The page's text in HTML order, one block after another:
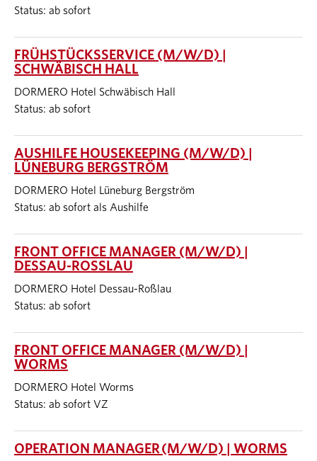
Status: ab sofort
FRÜHSTÜCKSSERVICE (M/W/D) |
SCHWÄBISCH HALL
DORMERO Hotel Schwäbisch Hall
Status: ab sofort
AUSHILFE HOUSEKEEPING (M/W/D) |
LÜNEBURG BERGSTRÖM
DORMERO Hotel Lüneburg Bergström
Status: ab sofort als Aushilfe
FRONT OFFICE MANAGER (M/W/D) |
DESSAU-ROSSLAU
DORMERO Hotel Dessau-Roßlau
Status: ab sofort
FRONT OFFICE MANAGER (M/W/D) |
WORMS
DORMERO Hotel Worms
Status: ab sofort VZ
OPERATION MANAGER (M/W/D) | WORMS